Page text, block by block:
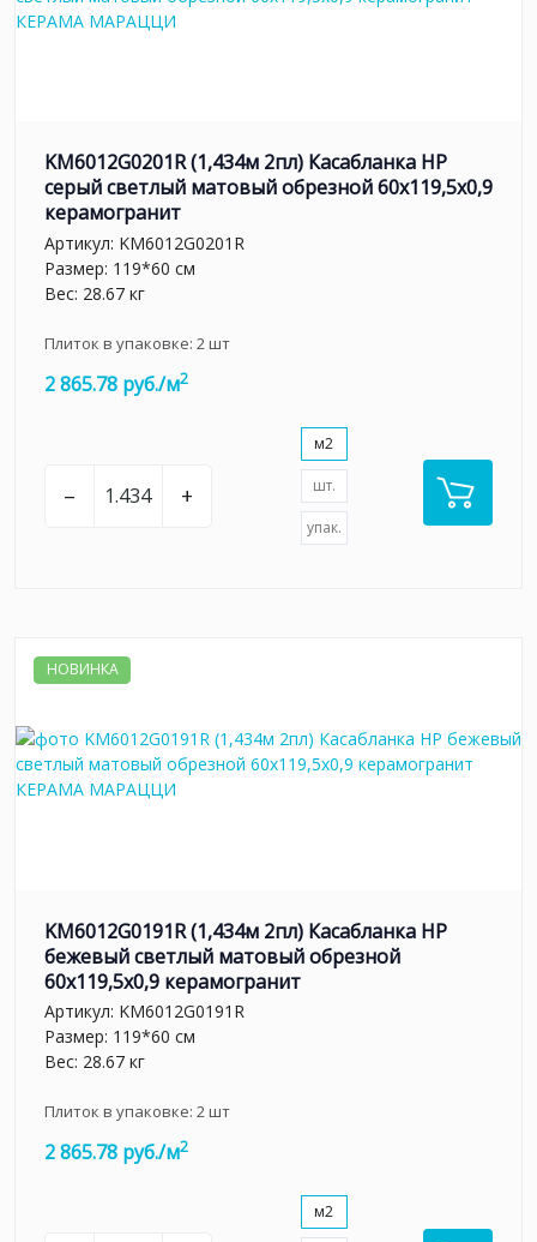
KM6012G0201R (1,434м 2пл) Касабланка HP
серый светлый матовый обрезной 60x119,5x0,9
керамогранит
Артикул: KM6012G0201R
Размер: 119*60 см
Вес: 28.67 кг
Плиток в упаковке: 2шт
2 865.78 руб./м2
– +
м2
шт.
упак.
НОВИНКА
KM6012G0191R (1,434м 2пл) Касабланка HP
бежевый светлый матовый обрезной
60x119,5x0,9 керамогранит
Артикул: KM6012G0191R
Размер: 119*60 см
Вес: 28.67 кг
Плиток в упаковке: 2шт
2 865.78 руб./м2
м2